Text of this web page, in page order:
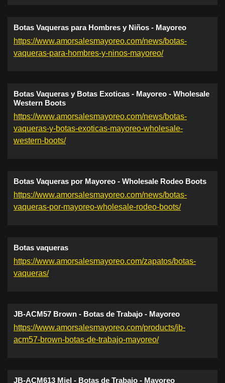
Botas Vaqueras para Hombres y Niños - Mayoreo
https://www.amorsalesmayoreo.com/news/botas-
vaqueras-para-hombres-y-ninos-mayoreo/
Botas Vaqueras y Botas Exoticas - Mayoreo - Wholesale
Western Boots
https://www.amorsalesmayoreo.com/news/botas-
vaqueras-y-botas-exoticas-mayoreo-wholesale-
western-boots/
Botas Vaqueras por Mayoreo - Wholesale Rodeo Boots
https://www.amorsalesmayoreo.com/news/botas-
vaqueras-por-mayoreo-wholesale-rodeo-boots/
Botas vaqueras
https://www.amorsalesmayoreo.com/zapatos/botas-
vaqueras/
JB-ACM57 Brown - Botas de Trabajo - Mayoreo
https://www.amorsalesmayoreo.com/products/jb-
acm57-brown-botas-de-trabajo-mayoreo/
JB-ACM613 Miel - Botas de Trabajo - Mayoreo